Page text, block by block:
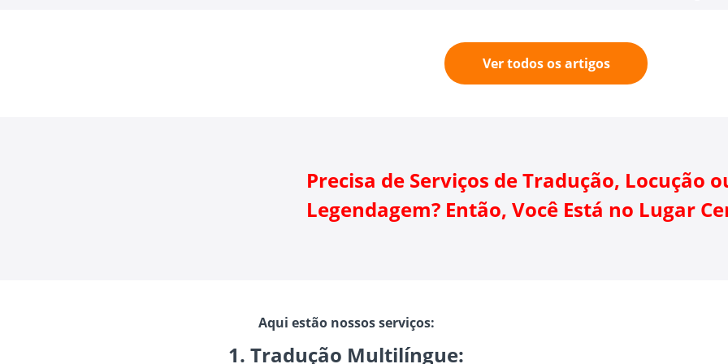
Ver todos os artigos
Precisa de Serviços de Tradução, Locução
Legendagem? Então, Você Está no Lugar
Aqui estão nossos serviços:
1. Tradução Multilíngue: